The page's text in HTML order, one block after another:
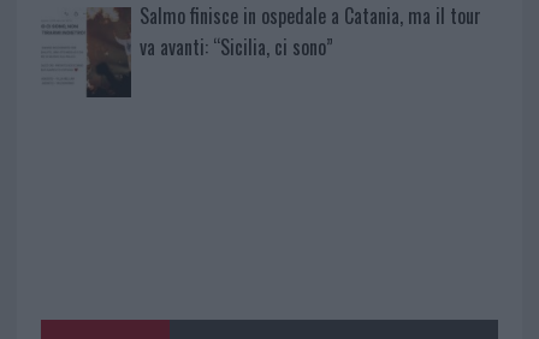
Salmo finisce in ospedale a Catania, ma il tour
va avanti: “Sicilia, ci sono”